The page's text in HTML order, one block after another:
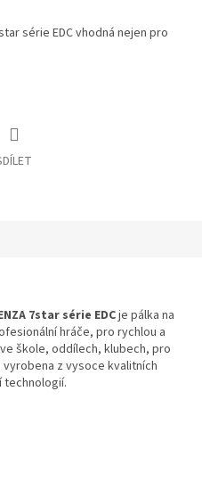
série EDCvhodná nejen pro
7star série EDCje pálka na
hráče, pro rychlou a
škole, oddílech, klubech, pro
z vysoce kvalitních
technologií.